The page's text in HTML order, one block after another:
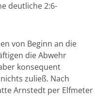
deutliche 2:6-
von Beginn an die
die Abwehr
konsequent
zuließ. Nach
Arnstedt per Elfmeter